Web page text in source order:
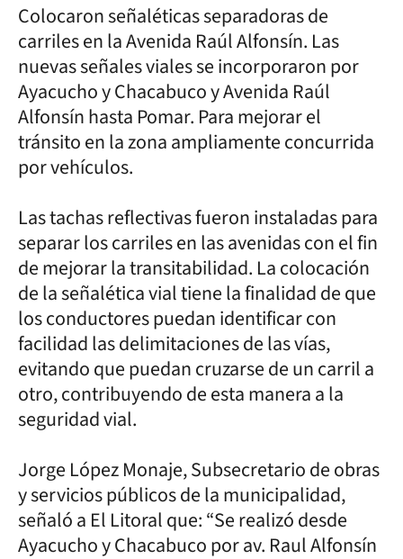
Colocaron señaléticas separadoras de
carriles en la Avenida Raúl Alfonsín. Las
nuevas señales viales se incorporaron por
Ayacucho y Chacabuco y Avenida Raúl
Alfonsín hasta Pomar. Para mejorar el
tránsito en la zona ampliamente concurrida
por vehículos.
Las tachas reflectivas fueron instaladas para
separar los carriles en las avenidas con el fin
de mejorar la transitabilidad. La colocación
de la señalética vial tiene la finalidad de que
los conductores puedan identificar con
facilidad las delimitaciones de las vías,
evitando que puedan cruzarse de un carril a
otro, contribuyendo de esta manera a la
seguridad vial.
Jorge López Monaje, Subsecretario de obras
y servicios públicos de la municipalidad,
señaló a El Litoral que: “Se realizó desde
Ayacucho y Chacabuco por av. Raul Alfonsín